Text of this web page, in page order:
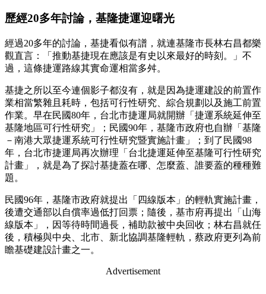
歷經20多年討論，基隆捷運迎曙光
經過20多年的討論，基捷看似有譜，就連基隆市長林右昌都樂
觀直言：「推動基捷現在應該是有史以來最好的時刻。」不
過，這條捷運路線其實命運相當多舛。
基捷之所以至今連個影子都沒有，就是因為捷運建設的前置作
業相當繁雜且耗時，包括可行性研究、綜合規劃以及施工前置
作業。早在民國80年，台北市捷運局就開辦「捷運系統延伸至
基隆地區可行性研究」；民國90年，基隆市政府也自辦「基隆
－南港大眾捷運系統可行性研究暨實施計畫」；到了民國98
年，台北市捷運局再次辦理「台北捷運延伸至基隆可行性研究
計畫」，就是為了探討基捷蓋在哪、怎麼蓋、誰要蓋的種種難
題。
民國96年，基隆市政府就提出「四線版本」的輕軌實施計畫，
後遭交通部以自償率過低打回票；隨後，基市府再提出「山海
線版本」，因等待時間過長，補助款被中央回收；林右昌就任
後，積極與中央、北市、新北協調基隆輕軌，蔡政府更列為前
瞻基礎建設計畫之一。
Advertisement